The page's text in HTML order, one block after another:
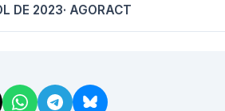
DE 2023· AGORACT